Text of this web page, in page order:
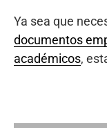
Ya sea que
documentos
académicos,